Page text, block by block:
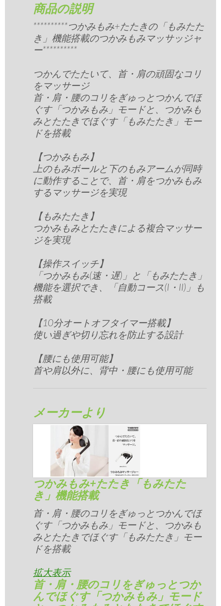
商品の説明
**********つかみもみ+たたきの「もみたた
き」機能搭載のつかみもみマッサッジャ
ー**********
つかんでたたいて、首・肩の頑固なコリ
をマッサージ
首・肩・腰のコリをぎゅっとつかんでほ
ぐす「つかみもみ」モードと、つかみも
みとたたきでほぐす「もみたたき」モー
ドを搭載
【つかみもみ】
上のもみボールと下のもみアームが同時
に動作することで、首・肩をつかみもみ
するマッサージを実現
【もみたたき】
つかみもみとたたきによる複合マッサー
ジを実現
【操作スイッチ】
「つかみもみ(速・遅)」と「もみたたき」
機能を選択でき、「自動コース(I・II)」も
搭載
【10分オートオフタイマー搭載】
使い過ぎや切り忘れを防止する設計
【腰にも使用可能】
首や肩以外に、背中・腰にも使用可能
メーカーより
つかみもみ+たたき「もみたた
き」機能搭載
首・肩・腰のコリをぎゅっとつかんでほ
ぐす「つかみもみ」モードと、つかみも
みとたたきでほぐす「もみたたき」モー
ドを搭載
拡大表示
首・肩・腰のコリをぎゅっとつか
んでほぐす「つかみもみ」モード